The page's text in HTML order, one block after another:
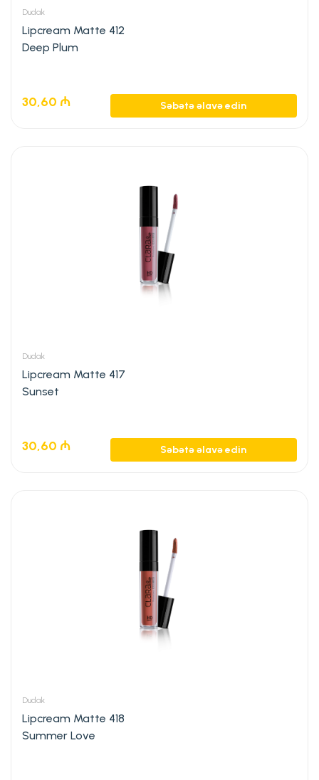
Dudak
Lipcream Matte 412
Deep Plum
30,60 ₼ Səbətə əlavə edin
Dudak
Lipcream Matte 417
Sunset
30,60 ₼ Səbətə əlavə edin
Dudak
Lipcream Matte 418
Summer Love